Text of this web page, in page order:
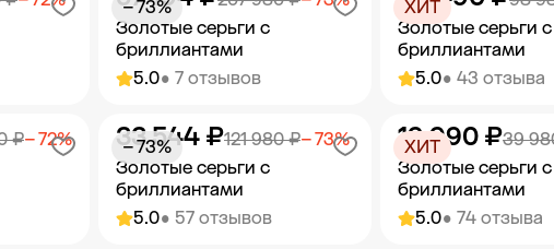
5.0• 7 отзывов
Золотые серьги с
бриллиантами
− 73%
Добавить в корзину
5.0• 43 отзыва
Золотые серьги с
бриллиантами
ХИТ
Добавить в
₽− 72%
5.0• 57 отзывов
Золотые серьги с
бриллиантами
121 980 ₽− 73%
33 544 ₽
− 73%
5.0• 74 отзыва
Золотые серьги с
бриллиантами
39
19 990 ₽
ХИТ